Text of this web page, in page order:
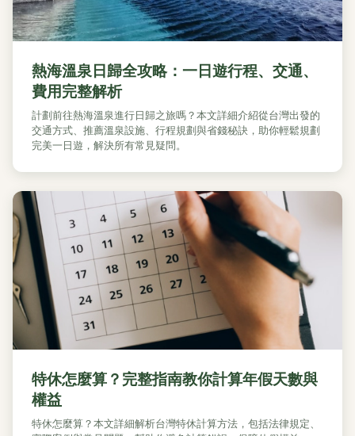
熱海溫泉日歸全攻略：一日遊行程、交通、
費用完整解析
計劃前往熱海溫泉進行日歸之旅嗎？本文詳細介紹從台灣出發的
交通方式、推薦溫泉設施、行程規劃與省錢秘訣，助你輕鬆規劃
完美一日遊，解決所有常見疑問。
特休怎麼算？完整指南教你計算年假天數與
權益
特休怎麼算？本文詳細解析台灣特休計算方法，包括法律規定、